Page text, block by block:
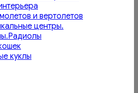
и вертолетов
центры.
куклы